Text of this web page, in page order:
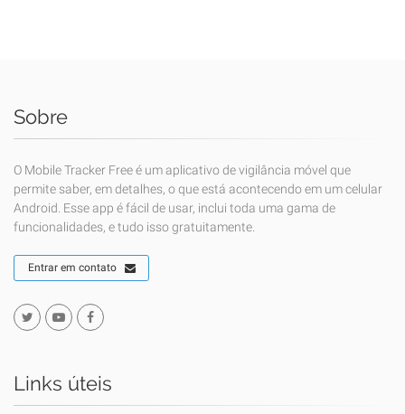
Sobre
O Mobile Tracker Free é um aplicativo de vigilância móvel que
permite saber, em detalhes, o que está acontecendo em um celular
Android. Esse app é fácil de usar, inclui toda uma gama de
funcionalidades, e tudo isso gratuitamente.
Entrar em contato
Links úteis